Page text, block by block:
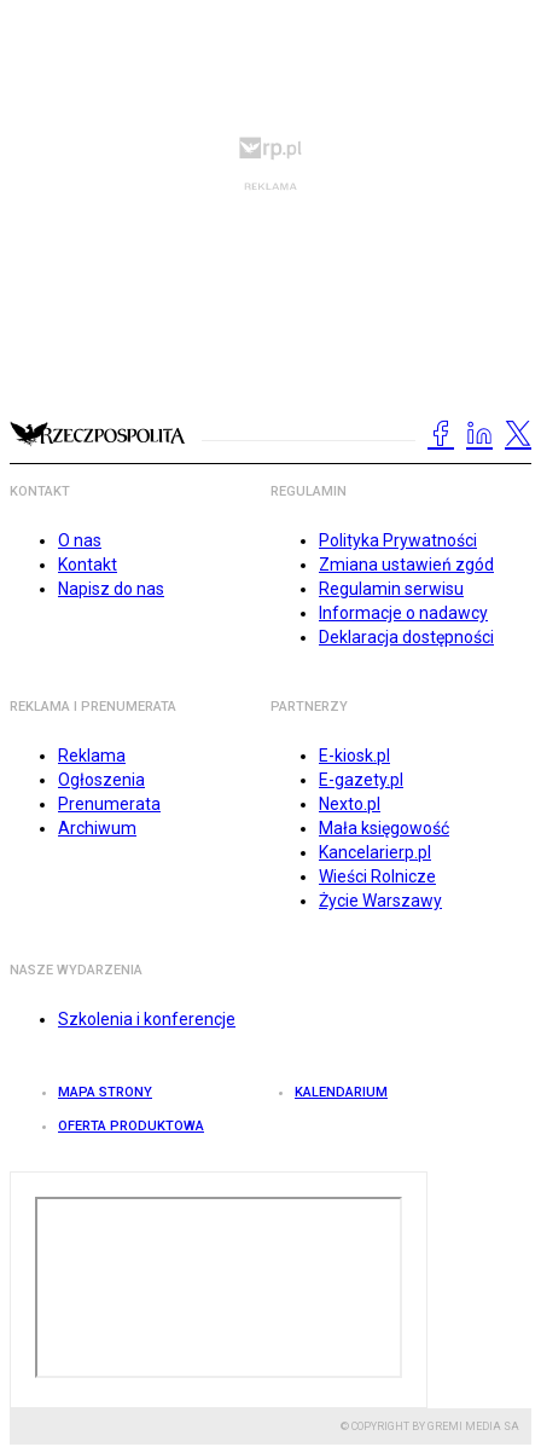
KONTAKT
O nas
Kontakt
Napisz do nas
REGULAMIN
Polityka Prywatności
Zmiana ustawień zgód
Regulamin serwisu
Informacje o nadawcy
Deklaracja dostępności
REKLAMA I PRENUMERATA
Reklama
Ogłoszenia
Prenumerata
Archiwum
PARTNERZY
E-kiosk.pl
E-gazety.pl
Nexto.pl
Mała księgowość
Kancelarierp.pl
Wieści Rolnicze
Życie Warszawy
NASZE WYDARZENIA
Szkolenia i konferencje
MAPA STRONY KALENDARIUM
OFERTA PRODUKTOWA
© COPYRIGHT BY GREMI MEDIA SA